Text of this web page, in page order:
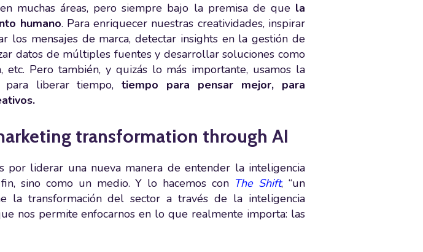
muchas áreas, pero siempre bajo la premisa de que la
humano. Para enriquecer nuestras creatividades, inspirar
los mensajes de marca, detectar insights en la gestión de
datos de múltiples fuentes y desarrollar soluciones como
etc. Pero también, y quizás lo más importante, usamos la
liberar tiempo, tiempo para pensar mejor, para
transformation through AI
por liderar una nueva manera de entender la inteligencia
sino como un medio. Y lo hacemos con The Shift, “un
la transformación del sector a través de la inteligencia
nos permite enfocarnos en lo que realmente importa: las